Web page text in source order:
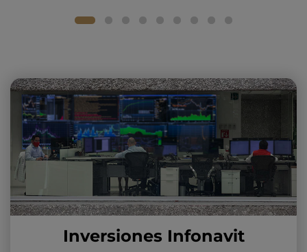
Inversiones Infonavit